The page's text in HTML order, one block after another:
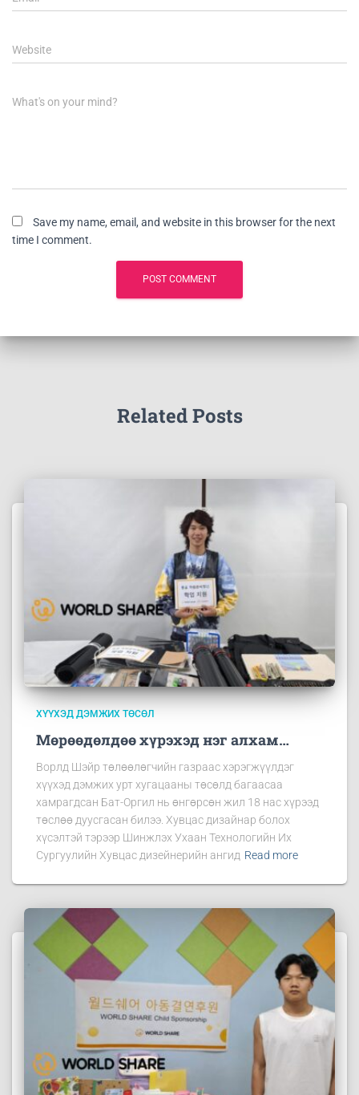
Website
What's on your mind?
Save my name, email, and website in this browser for the next
time I comment.
Related Posts
ХҮҮХЭД ДЭМЖИХ ТӨСӨЛ
Мөрөөдөлдөө хүрэхэд нэг алхам…
Ворлд Шэйр төлөөлөгчийн газраас хэрэгжүүлдэг
хүүхэд дэмжих урт хугацааны төсөлд багаасаа
хамрагдсан Бат-Оргил нь өнгөрсөн жил 18 нас хүрээд
төслөө дуусгасан билээ. Хувцас дизайнар болох
хүсэлтэй тэрээр Шинжлэх Ухаан Технологийн Их
Сургуулийн Хувцас дизейнерийн ангид Read more